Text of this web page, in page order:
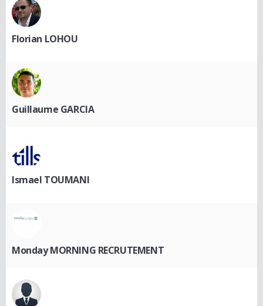
Florian LOHOU
Guillaume GARCIA
Ismael TOUMANI
Monday MORNING RECRUTEMENT